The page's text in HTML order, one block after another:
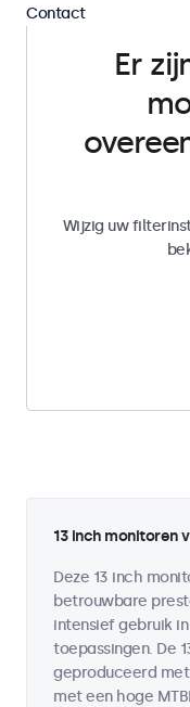
Er
Wijzig uw
13 inch monitoren
Deze 13 inch
betrouwbare
intensief gebruik
toepassingen. De
geproduceerd
met een hoge
Contact